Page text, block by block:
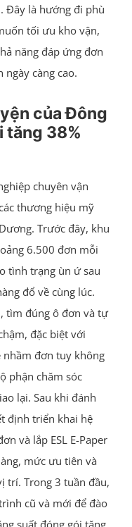
Đây là hướng đi phù
tối ưu kho vận,
năng đáp ứng đơn
càng cao.
của Đông
tăng 38%
chuyên vận
thương hiệu mỹ
Trước đây, khu
6.500 đơn mỗi
tình trạng ùn ứ sau
đổ về cùng lúc.
tìm đúng ô đơn và tự
đặc biệt với
nhầm đơn tuy không
phận chăm sóc
lại. Sau khi đánh
định triển khai hệ
và lắp ESL E-Paper
mức ưu tiên và
trí. Trong 3 tuần đầu,
cũ và mới để đào
suất đóng gói tăng